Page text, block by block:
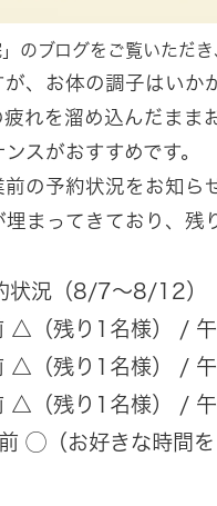
のブログをご覧いただ
、お体の調子はいか
れを溜め込んだまま
スがおすすめです。
の予約状況をお知ら
まってきており、残
状況（8/7〜8/12）
△（残り1名様） / 午
△（残り1名様） /
△（残り1名様） / 午
◯（お好きな時間